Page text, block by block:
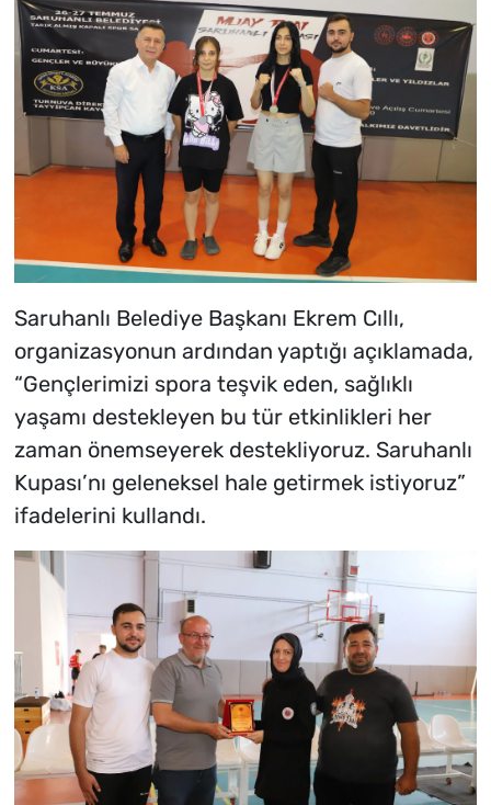
Saruhanlı Belediye Başkanı Ekrem Cıllı,
organizasyonun ardından yaptığı açıklamada,
“Gençlerimizi spora teşvik eden, sağlıklı
yaşamı destekleyen bu tür etkinlikleri her
zaman önemseyerek destekliyoruz. Saruhanlı
Kupası’nı geleneksel hale getirmek istiyoruz”
ifadelerini kullandı.